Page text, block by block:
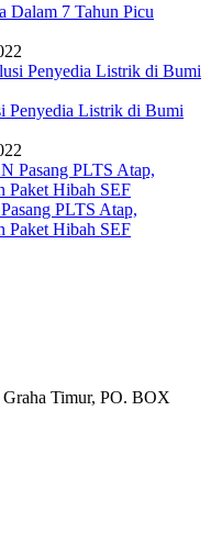
Dalam 7 Tahun Picu
Penyedia Listrik di Bumi
PLTS Atap,
Paket Hibah SEF
Timur, PO. BOX